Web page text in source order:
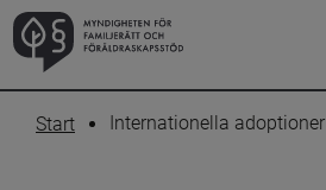
Start Internationella adoptioner